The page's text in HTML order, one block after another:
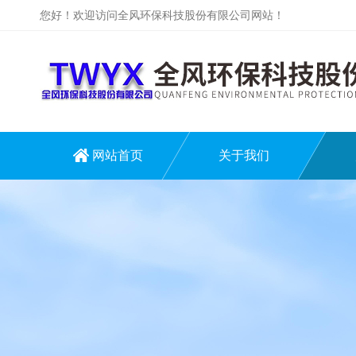
您好！欢迎访问全风环保科技股份有限公司网站！
网站首页 关于我们